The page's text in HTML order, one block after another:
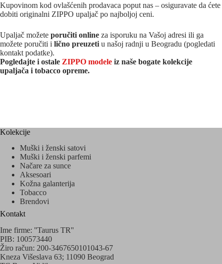
Kupovinom kod ovlašćenih prodavaca poput nas – osiguravate da ćete
dobiti originalni ZIPPO upaljač po najboljoj ceni.
Upaljač možete poručiti online za isporuku na Vašoj adresi ili ga
možete poručiti i lično preuzeti u našoj radnji u Beogradu (pogledati
kontakt podatke).
Pogledajte i ostale ZIPPO modele iz naše bogate kolekcije
upaljača i tobacco opreme.
Kolekcije
Muški i ženski satovi
Muški i ženski parfemi
Načare za sunce
Aksesoari
Kožna galanterija
Tobacco
Brendovi
Kontakt
Ime firme: ''Taurus TR''
PIB: 100573440
Žiro račun: 200-3467650101043-67
Kneza Višeslava 63; 11090 Beograd